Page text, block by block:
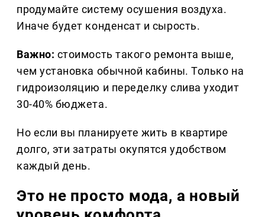
продумайте систему осушения воздуха.
Иначе будет конденсат и сырость.
Важно: стоимость такого ремонта выше,
чем установка обычной кабины. Только на
гидроизоляцию и переделку слива уходит
30-40% бюджета.
Но если вы планируете жить в квартире
долго, эти затраты окупятся удобством
каждый день.
Это не просто мода, а новый